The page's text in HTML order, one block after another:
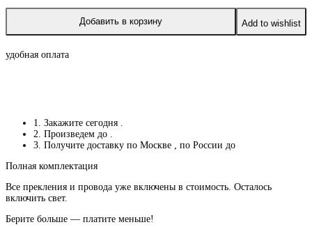
Добавить в корзину Add to wishlist
удобная оплата
1. Закажите сегодня
2. Произведем до
3. Получите доставку по Москве
, по России до
Полная комплектация
Все прекления и провода уже включены в стоимость. Осталось
включить свет.
Берите больше — платите меньше!